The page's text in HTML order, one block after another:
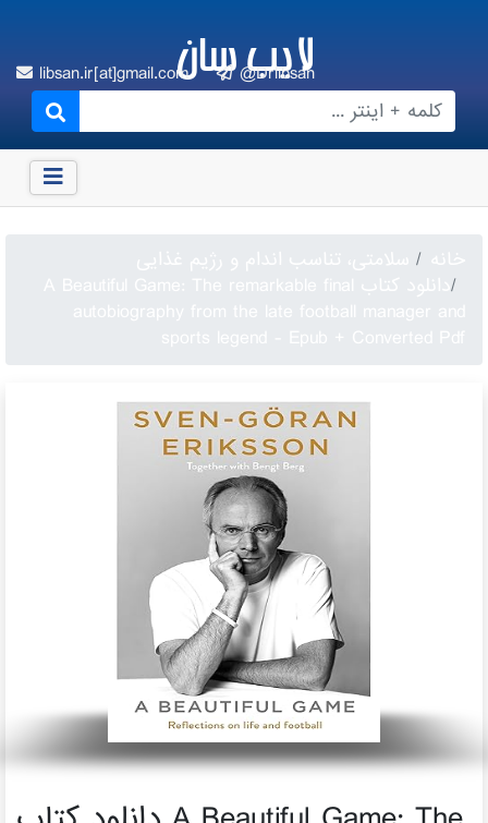
لایب سانlibsan.ir[at]gmail.com @Drlibsan
سلامتی، تناسب اندام و رژیم غذایی